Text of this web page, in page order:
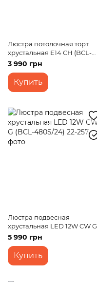
Люстра потолочная торт
хрустальная E14 CH (BCL-
458C/6)
3 990 грн
Купить
Люстра подвесная
хрустальная LED 12W CW G
(BCL-480S/24)
5 990 грн
Купить